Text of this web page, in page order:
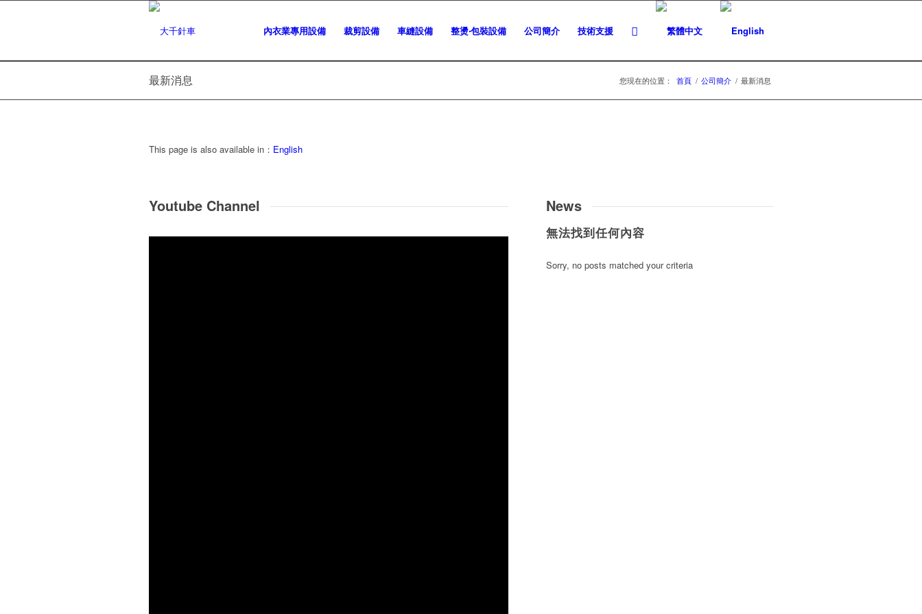
內衣業專用設備 裁剪設備 車縫設備 整燙‧包裝設備 公司簡介 技術支援
最新消息 您現在的位置： 首頁 / 公司簡介 / 最新消息
This page is also available in： English
Youtube Channel News
無法找到任何內容
Sorry, no posts matched your criteria